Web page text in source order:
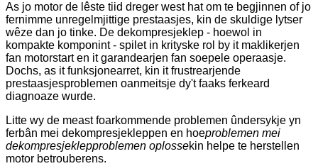
As jo ​​​​motor de lêste tiid dreger west hat om te begjinnen of jo
fernimme unregelmjittige prestaasjes, kin de skuldige lytser
wêze dan jo tinke. De dekompresjeklep - hoewol in
kompakte komponint - spilet in krityske rol by it maklikerjen
fan motorstart en it garandearjen fan soepele operaasje.
Dochs, as it funksjonearret, kin it frustrearjende
prestaasjesproblemen oanmeitsje dy't faaks ferkeard
diagnoaze wurde.
Litte wy de meast foarkommende problemen ûndersykje yn
ferbân mei dekompresjekleppen en hoeproblemen mei
dekompresjeklepproblemen oplossekin helpe te herstellen
motor betrouberens.